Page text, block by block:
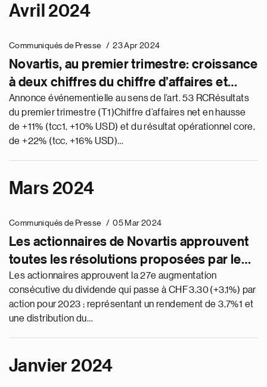
Avril 2024
Communiqués de Presse 23 Apr 2024
Novartis, au premier trimestre: croissance
à deux chiffres du chiffre d’affaires et
expansion de la marge core; hausse des
prévisions pour 2024
Annonce événementielle au sens de l’art. 53 RCRésultats
du premier trimestre (T1)Chiffre d’affaires net en hausse
de +11% (tcc1, +10% USD) et du résultat opérationnel core,
de +22% (tcc, +16% USD)…
Mars 2024
Communiqués de Presse 05 Mar 2024
Les actionnaires de Novartis approuvent
toutes les résolutions proposées par le
Conseil d’administration lors de
l’Assemblée générale ordinaire
Les actionnaires approuvent la 27e augmentation
consécutive du dividende qui passe à CHF 3,30 (+3,1%) par
action pour 2023 ; représentant un rendement de 3,7%1 et
une distribution du…
Janvier 2024